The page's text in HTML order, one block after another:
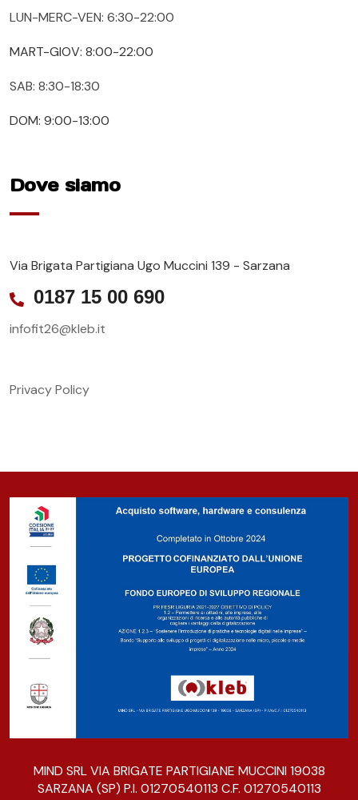
LUN-MERC-VEN: 6:30-22:00
MART-GIOV: 8:00-22:00
SAB: 8:30-18:30
DOM: 9:00-13:00
Dove siamo
Via Brigata Partigiana Ugo Muccini 139 - Sarzana
0187 15 00 690
infofit26@kleb.it
Privacy Policy
MIND SRL VIA BRIGATE PARTIGIANE MUCCINI 19038
SARZANA (SP) P.I. 01270540113 C.F. 01270540113